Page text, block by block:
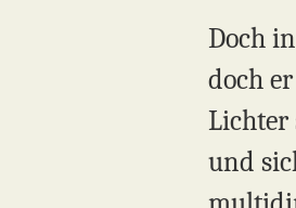
Doch
doch
Lichter
und